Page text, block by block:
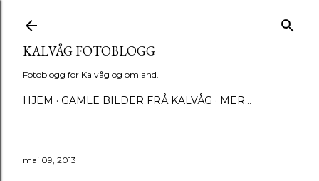
KALVÅG FOTOBLOGG
Fotoblogg for Kalvåg og omland.
HJEM GAMLE BILDER FRÅ KALVÅG MER…
mai 09, 2013